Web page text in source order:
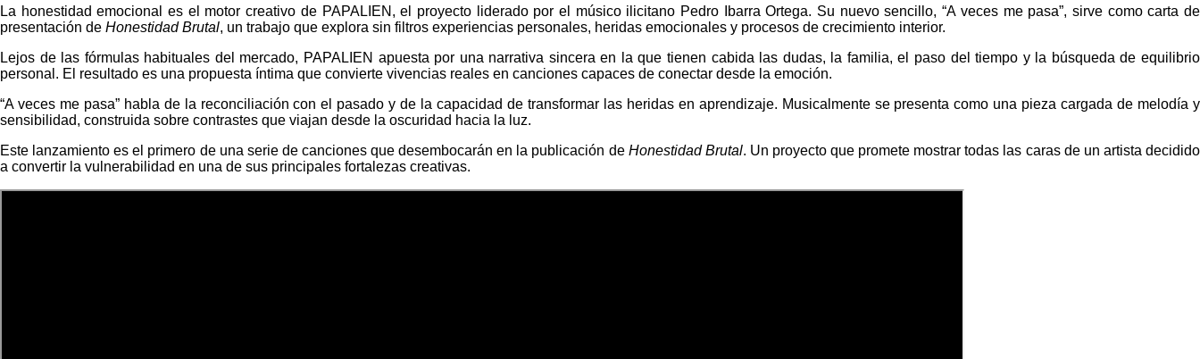
La honestidad emocional es el motor creativo de PAPALIEN, el proyecto liderado por el músico ilicitano Pedro Ibarra Ortega. Su nuevo sencillo, “A veces me pasa”, sirve como carta de
presentación de Honestidad Brutal, un trabajo que explora sin filtros experiencias personales, heridas emocionales y procesos de crecimiento interior.
Lejos de las fórmulas habituales del mercado, PAPALIEN apuesta por una narrativa sincera en la que tienen cabida las dudas, la familia, el paso del tiempo y la búsqueda de equilibrio
personal. El resultado es una propuesta íntima que convierte vivencias reales en canciones capaces de conectar desde la emoción.
“A veces me pasa” habla de la reconciliación con el pasado y de la capacidad de transformar las heridas en aprendizaje. Musicalmente se presenta como una pieza cargada de melodía y
sensibilidad, construida sobre contrastes que viajan desde la oscuridad hacia la luz.
Este lanzamiento es el primero de una serie de canciones que desembocarán en la publicación de Honestidad Brutal. Un proyecto que promete mostrar todas las caras de un artista decidido
a convertir la vulnerabilidad en una de sus principales fortalezas creativas.